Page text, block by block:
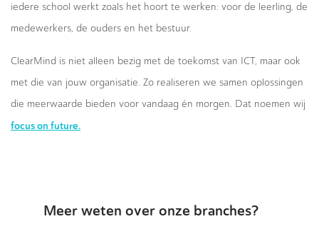
iedere school werkt zoals het hoort te werken: voor de leerling, de
medewerkers, de ouders en het bestuur.
ClearMind is niet alleen bezig met de toekomst van ICT, maar ook
met die van jouw organisatie. Zo realiseren we samen oplossingen
die meerwaarde bieden voor vandaag én morgen. Dat noemen wij
focus on future.
Meer weten over onze branches?